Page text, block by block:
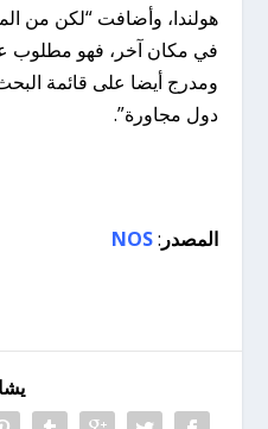
هولندا، وأضافت “لكن من
في مكان آخر، فهو مطلوب
ومدرج أيضا على قائمة
دول مجاورة”.
المصدر :
NOS